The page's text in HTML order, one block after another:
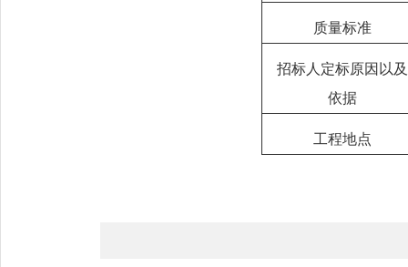
质量标准
招标人定标原因以及
依据
工程地点